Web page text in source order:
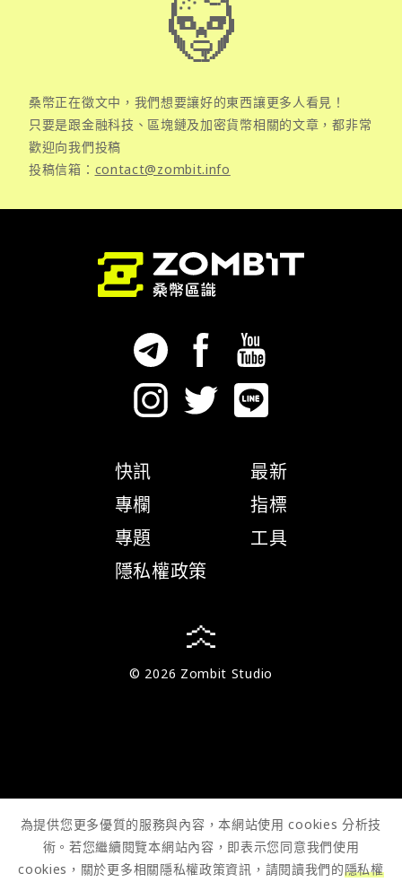
桑幣正在徵文中，我們想要讓好的東西讓更多人看見！
只要是跟金融科技、區塊鏈及加密貨幣相關的文章，都非常
歡迎向我們投稿
投稿信箱： contact@zombit.info
快訊
專欄
專題
隱私權政策
最新
指標
工具
© 2026 Zombit Studio
為提供您更多優質的服務與內容，本網站使用 cookies 分析技
術。若您繼續閱覽本網站內容，即表示您同意我們使用
cookies，關於更多相關隱私權政策資訊，請閱讀我們的隱私權